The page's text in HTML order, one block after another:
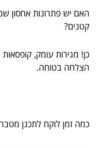
האם יש פתרונות אחסון
קטנים?
כן! מגירות עומק,
הצלחה בטוחה.
כמה זמן לוקח לתכנן